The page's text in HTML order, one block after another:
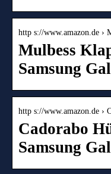
http s://www.amazon.de ›
Mulbess
Samsung
http s://www.amazon.de ›
Cadorabo
Samsung